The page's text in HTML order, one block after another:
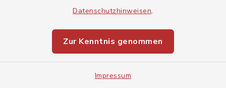
Datenschutzhinweisen.
Zur Kenntnis genommen
Impressum
www.kunreuth-
evangelisch.de